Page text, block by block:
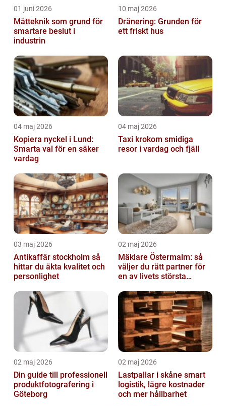
01 juni 2026
Mätteknik som grund för
smartare beslut i
industrin
10 maj 2026
Dränering: Grunden för
ett friskt hus
04 maj 2026
Kopiera nyckel i Lund:
Smarta val för en säker
vardag
04 maj 2026
Taxi krokom smidiga
resor i vardag och fjäll
03 maj 2026
Antikaffär stockholm så
hittar du äkta kvalitet och
personlighet
02 maj 2026
Mäklare Östermalm: så
väljer du rätt partner för
en av livets största
02 maj 2026
Din guide till professionell
produktfotografering i
Göteborg
02 maj 2026
Lastpallar i skåne smart
logistik, lägre kostnader
och mer hållbarhet